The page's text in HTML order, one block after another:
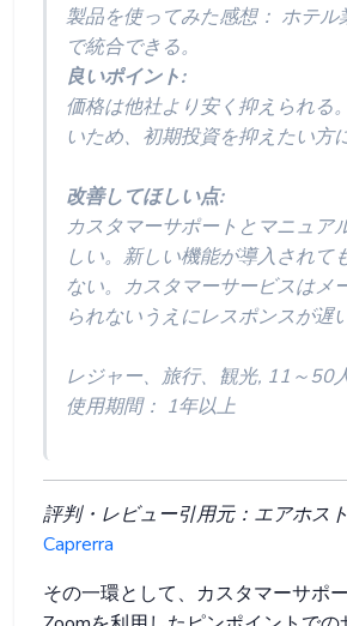
製品を使ってみた感想： ホテル
で統合できる。
良いポイント:
価格は他社より安く抑えられる
いため、初期投資を抑えたい方
改善してほしい点:
カスタマーサポートとマニュア
しい。新しい機能が導入されて
ない。カスタマーサービスはメ
られないうえにレスポンスが遅い
レジャー、旅行、観光, 11～50
使用期間： 1年以上
評判・レビュー引用元：エアホス
Caprerra
その一環として、カスタマーサポー